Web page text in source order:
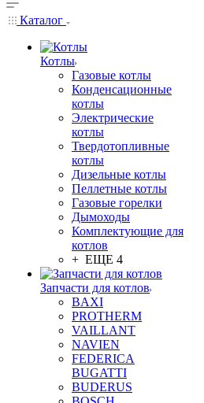
Каталог
Котлы
Газовые котлы
Конденсационные
котлы
Электрические
котлы
Твердотопливные
котлы
Дизельные котлы
Пеллетные котлы
Газовые горелки
Дымоходы
Комплектующие для
котлов
+ ЕЩЕ 4
Запчасти для котлов
BAXI
PROTHERM
VAILLANT
NAVIEN
FEDERICA
BUGATTI
BUDERUS